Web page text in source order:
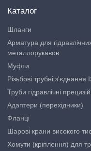
Каталог
Шланги
Арматура для
металлорукавов
Муфти
Різьбові трубні з'єднання
Труби гідравлічні
Адаптери (перехідники)
Фланці
Шарові крани високого
Хомути (кріплення) для